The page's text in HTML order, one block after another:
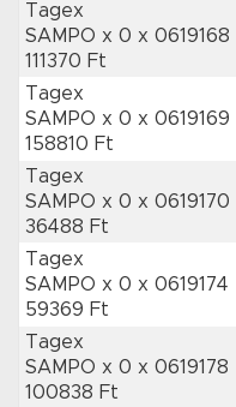
Tagex
SAMPO x 0 x 0619168
111370 Ft
Tagex
SAMPO x 0 x 0619169
158810 Ft
Tagex
SAMPO x 0 x 0619170
36488 Ft
Tagex
SAMPO x 0 x 0619174
59369 Ft
Tagex
SAMPO x 0 x 0619178
100838 Ft